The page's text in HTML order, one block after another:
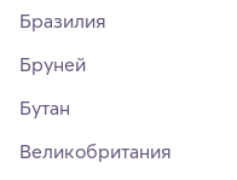
Бразилия
Бруней
Бутан
Великобритания